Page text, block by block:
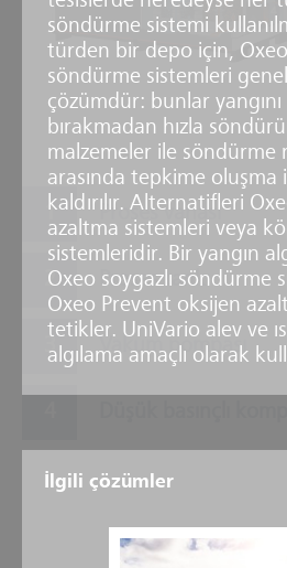
Proses vanası
Proses tankı
Vakum pompası
Kontrol ekranı
Adsorpsiyon tankı
söndürme sistemi
türden bir depo için, Oxeo
söndürme sistemleri
çözümdür: bunlar yangını
bırakmadan hızla
malzemeler ile söndürme
arasında tepkime
kaldırılır. Alternatifleri
azaltma sistemleri veya
sistemleridir. Bir yangın
Oxeo soygazlı söndürme
Oxeo Prevent oksijen
tetikler. UniVario alev ve
algılama amaçlı olarak
İlgili çözümler